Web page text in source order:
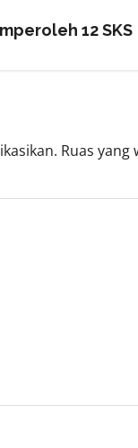
12 SKS
Ruas yang